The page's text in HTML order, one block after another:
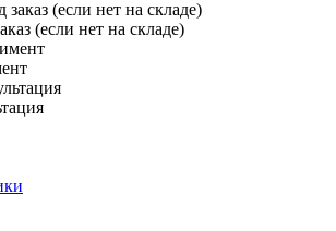
(если нет на складе)